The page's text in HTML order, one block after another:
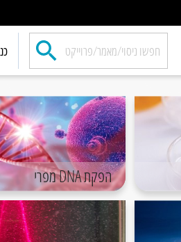
הפקת DNA מפרי